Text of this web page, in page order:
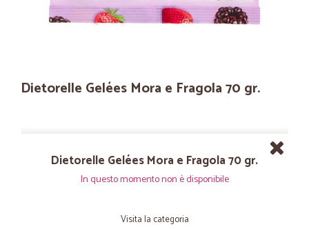
Dietorelle Gelées Mora e Fragola 70 gr.
Dietorelle Gelées Mora e Fragola 70 gr.
In questo momento non è disponibile
Visita la categoria